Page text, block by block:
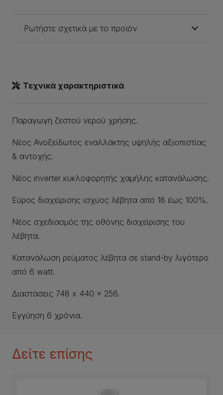
Ρωτήστε σχετικά με το προϊόν
Τεχνικά χαρακτηριστικά
Παραγωγή ζεστού νερού χρήσης.
Νέος Ανοξείδωτος εναλλάκτης υψηλής αξιοπιστίας
& αντοχής.
Νέος inverter κυκλοφορητής χαμήλης κατανάλωσης.
Εύρος διαχείρισης ισχύος λέβητα από 18 έως 100%.
Νέος σχεδιασμός της οθόνης διαχείρισης του
λέβητα.
Κατανάλωση ρεύματος λέβητα σε stand-by λιγότερο
από 6 watt.
Διαστάσεις 748 x 440 x 256.
Εγγύηση 6 χρόνια.
Δείτε επίσης